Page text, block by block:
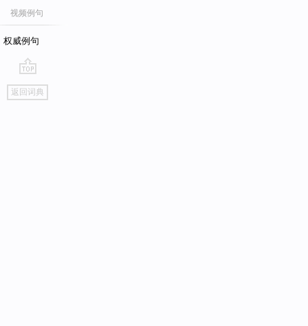
视频例句
权威例句
go
top
返回词典